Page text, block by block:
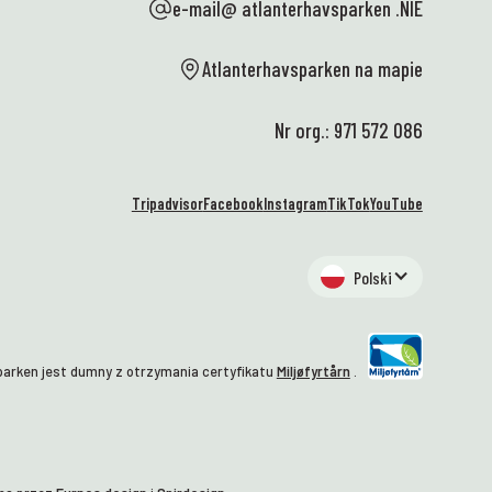
e-mail@ atlanterhavsparken .NIE
Atlanterhavsparken na mapie
Nr org.: 971 572 086
TripadvisorFacebookInstagramTikTokYouTube
Polski
jest dumny z otrzymania certyfikatu Miljøfyrtårn.